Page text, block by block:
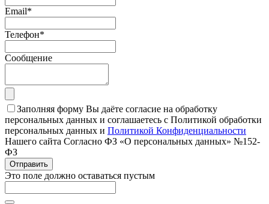
Email*
Телефон*
Сообщение
Заполняя форму Вы даёте согласие на обработку
персональных данных и соглашаетесь с Политикой обработки
персональных данных и Политикой Конфиденциальности
Нашего сайта Согласно ФЗ «О персональных данных» №152-
ФЗ
Отправить
Это поле должно оставаться пустым